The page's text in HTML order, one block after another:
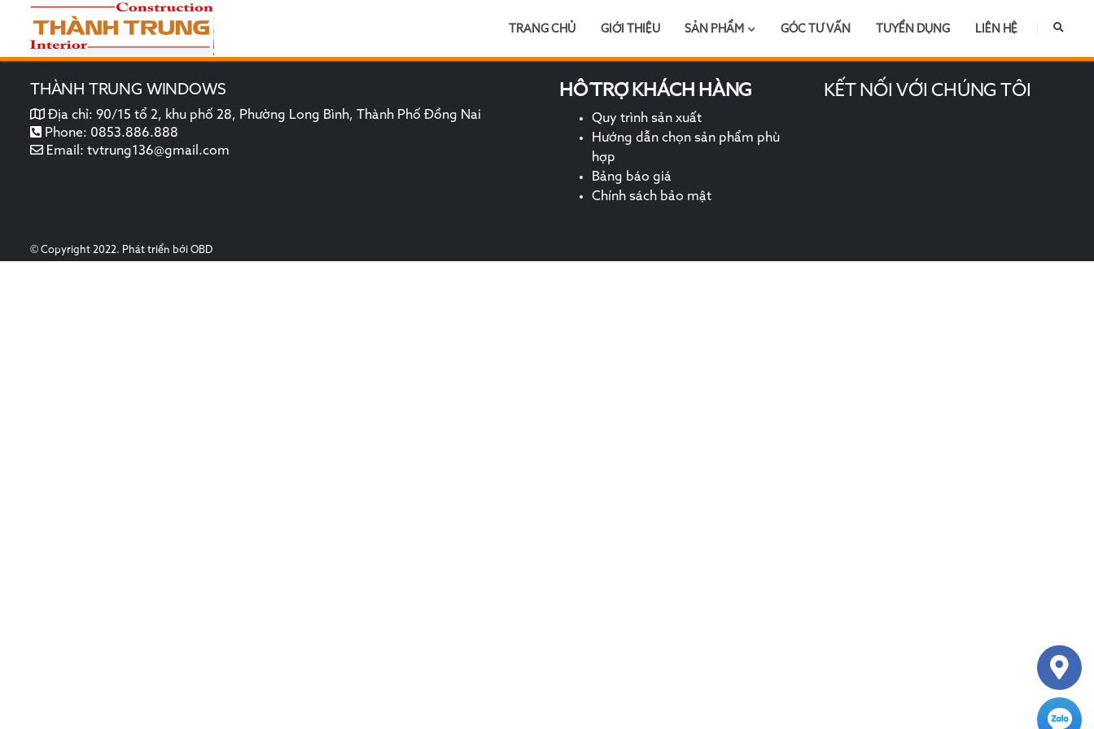
TRANG CHỦ GIỚI THIỆU SẢN PHẨM GÓC TƯ VẤN TUYỂN DỤNG LIÊN HỆ
THÀNH TRUNG WINDOWS
Địa chỉ: 90/15 tổ 2, khu phố 28, Phường Long Bình, Thành Phố Đồng Nai
Phone: 0853.886.888
Email: tvtrung136@gmail.com
HỖ TRỢ KHÁCH HÀNG
Quy trình sản xuất
Hướng dẫn chọn sản phẩm phù
hợp
Bảng báo giá
Chính sách bảo mật
KẾT NỐI VỚI CHÚNG TÔI
© Copyright 2022. Phát triển bới OBD